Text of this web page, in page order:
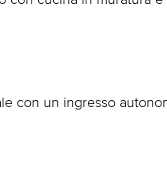
con un ingresso